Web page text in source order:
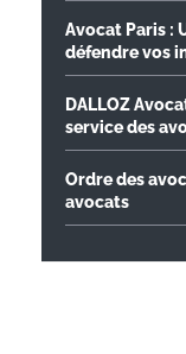
Avocat Paris :
défendre vos
DALLOZ
service des
Ordre des
avocats